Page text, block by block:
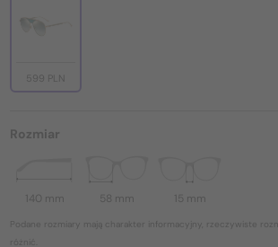
599 PLN
Rozmiar
140 mm 58 mm 15 mm
Podane rozmiary mają charakter informacyjny, rzeczywiste
różnić.